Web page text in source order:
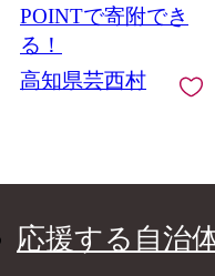
り おかず お取り寄せ
美味しい
POINTで寄附でき
る！
高知県芸西村
応援する自治